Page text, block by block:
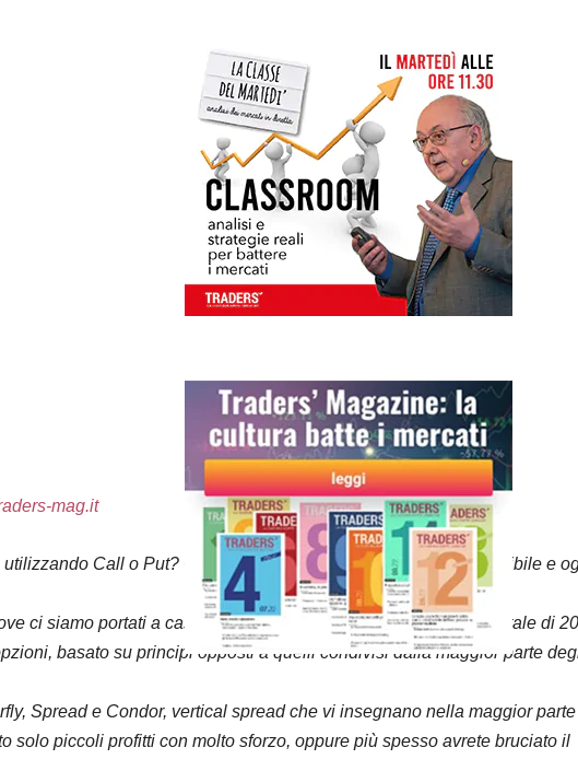
mag.it
Call o Put? Chi usa QTP option method sa che è possibile e
ci siamo portati a casa 19.000 dollari di guadagno con un capitale di
basato su principi opposti a quelli condivisi dalla maggior parte
Spread e Condor, vertical spread che vi insegnano nella maggior
piccoli profitti con molto sforzo, oppure più spesso avrete bruciato il